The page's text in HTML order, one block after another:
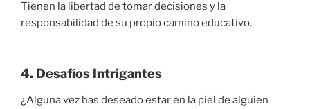
Tienen la libertad de tomar decisiones y la
responsabilidad de su propio camino educativo.
4. Desafíos Intrigantes
¿Alguna vez has deseado estar en la piel de alguien